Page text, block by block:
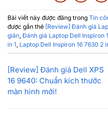
Bài viết này được đăng trong Tin
được gắn thẻ [Review] Đánh giá
giản Đánh giá Laptop Dell Inspiron
in 1 Laptop Dell Inspiron 16 7630 2
[Review] Đánh giá Dell XPS
16 9640: Chuẩn kích thước
màn hình mới!